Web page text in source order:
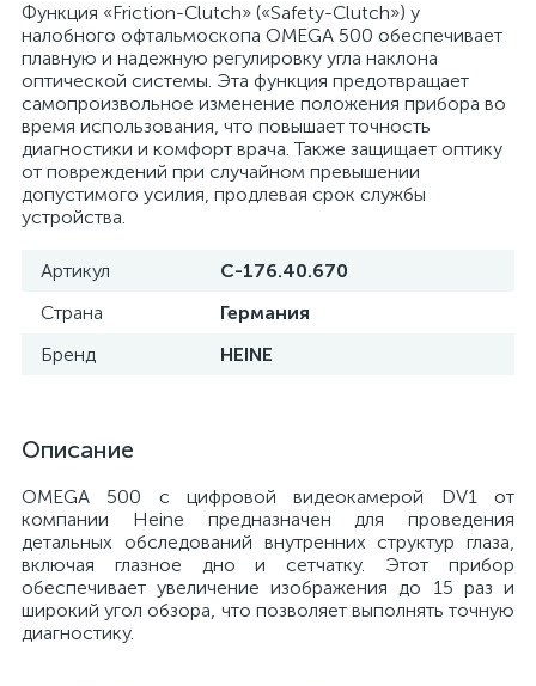
Функция «Friction-Clutch» («Safety-Clutch») у
налобного офтальмоскопа OMEGA 500 обеспечивает
плавную и надежную регулировку угла наклона
оптической системы. Эта функция предотвращает
самопроизвольное изменение положения прибора во
время использования, что повышает точность
диагностики и комфорт врача. Также защищает оптику
от повреждений при случайном превышении
допустимого усилия, продлевая срок службы
устройства.
Артикул
С-176.40.670
Страна
Германия
Бренд
HEINE
Описание
OMEGA 500 с цифровой видеокамерой DV1 от
компании Heine предназначен для проведения
детальных обследований внутренних структур глаза,
включая глазное дно и сетчатку. Этот прибор
обеспечивает увеличение изображения до 15 раз и
широкий угол обзора, что позволяет выполнять точную
диагностику.